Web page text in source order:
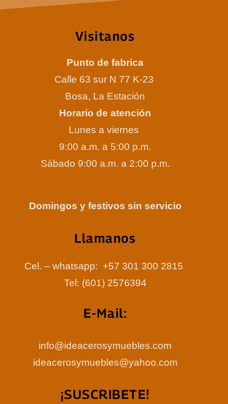
Visitanos
Punto de fabrica
Calle 63 sur N 77 K-23
Bosa, La Estación
Horario de atención
Lunes a viernes
9:00 a.m. a 5:00 p.m.
Sábado 9:00 a.m. a 2:00 p.m.
Domingos y festivos sin servicio
Llamanos
Cel. – whatsapp: +57 301 300 2815
Tel: (601) 2576394
E-Mail:
info@ideacerosymuebles.com
ideacerosymuebles@yahoo.com
¡SUSCRIBETE!